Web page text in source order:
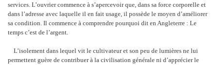
services. L’ouvrier commence à s’apercevoir que, dans sa force corporelle et
dans l’adresse avec laquelle il en fait usage, il possède le moyen d’améliorer
sa condition. Il commence à comprendre pourquoi dit en Angleterre : Le
temps c’est de l’argent.
L’isolement dans lequel vit le cultivateur et son peu de lumières ne lui
permettent guère de contribuer à la civilisation générale ni d’apprécier le